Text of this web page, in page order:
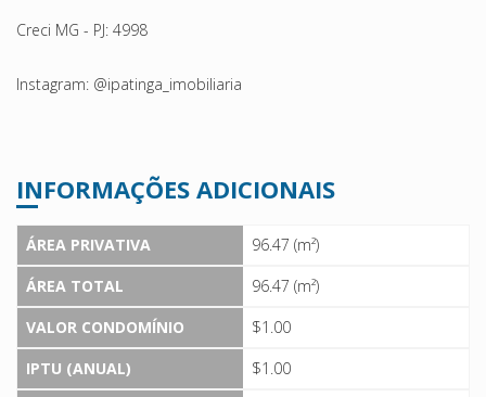
Creci MG - PJ: 4998
Instagram: @ipatinga_imobiliaria
INFORMAÇÕES ADICIONAIS
ÁREA PRIVATIVA
96.47 (m²)
ÁREA TOTAL
96.47 (m²)
VALOR CONDOMÍNIO
$1.00
IPTU (ANUAL)
$1.00